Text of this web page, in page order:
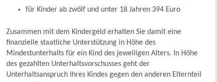
für Kinder ab zwölf und unter 18 Jahren 394 Euro
Zusammen mit dem Kindergeld erhalten Sie damit eine
finanzielle staatliche Unterstützung in Höhe des
Mindestunterhalts für ein Kind des jeweiligen Alters. In Höhe
des gezahlten Unterhaltsvorschusses geht der
Unterhaltsanspruch Ihres Kindes gegen den anderen Elternteil